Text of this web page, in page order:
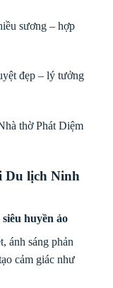
sương – hợp
đẹp – lý tưởng
thờ Phát Diệm
Du lịch Ninh
huyền ảo
ánh sáng phản
cảm giác như